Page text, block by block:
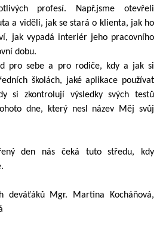
profesí. Např.jsme otevřeli
a viděli, jak se stará o klienta, jak ho
jak vypadá interiér jeho pracovního
dobu.
pro sebe a pro rodiče, kdy a jak si
školách, jaké aplikace používat
si zkontrolují výsledky svých testů
dne, který nesl název Měj svůj
den nás čeká tuto středu, kdy
deváťáků Mgr. Martina Kocháňová,